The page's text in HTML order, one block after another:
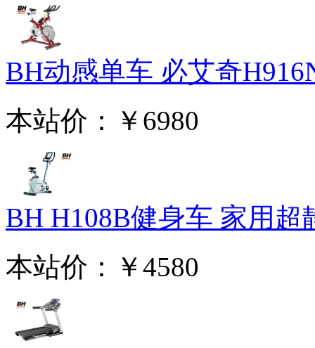
BH动感单车 必艾奇
本站价：
￥6980
BH H108B健身车 家用超
本站价：
￥4580